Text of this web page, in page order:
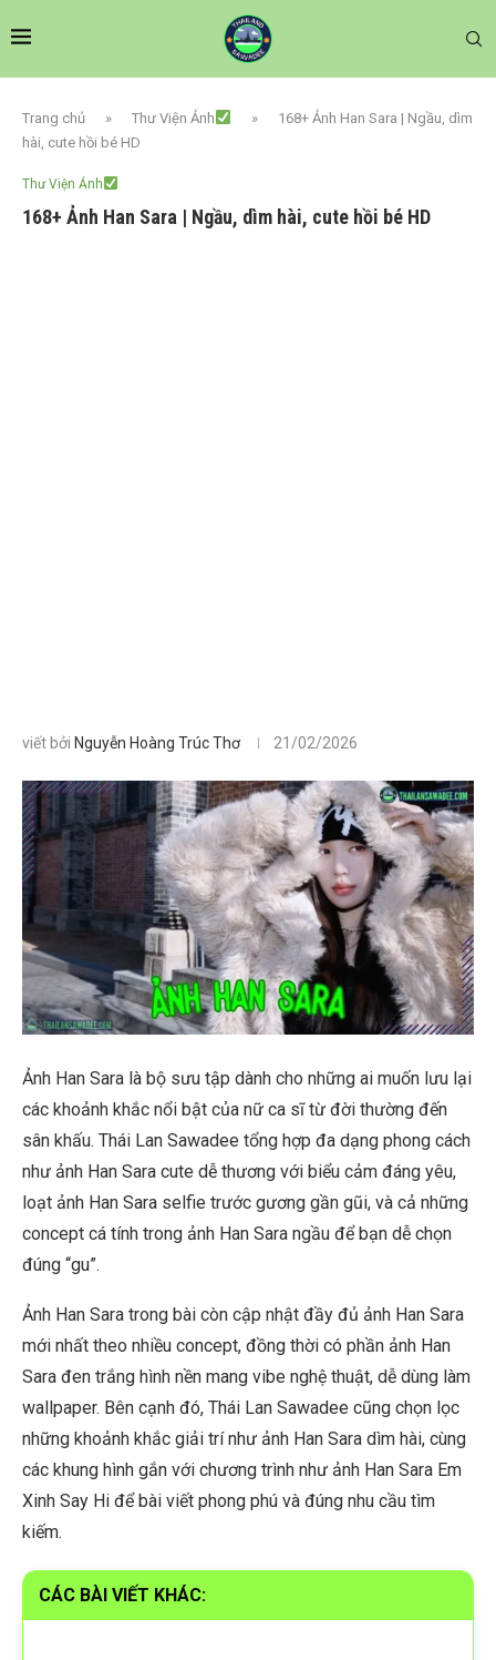
Trang chủ » Thư Viện Ảnh »
168+ Ảnh Han Sara | Ngầu, dìm
hài, cute hồi bé HD
Thư Viện Ảnh
168+ Ảnh Han Sara | Ngầu, dìm hài, cute hồi bé HD
viết bởi Nguyễn Hoàng Trúc Thơ 21/02/2026
Ảnh Han Sara là bộ sưu tập dành cho những ai muốn lưu lại
các khoảnh khắc nổi bật của nữ ca sĩ từ đời thường đến
sân khấu. Thái Lan Sawadee tổng hợp đa dạng phong cách
như ảnh Han Sara cute dễ thương với biểu cảm đáng yêu,
loạt ảnh Han Sara selfie trước gương gần gũi, và cả những
concept cá tính trong ảnh Han Sara ngầu để bạn dễ chọn
đúng “gu”.
Ảnh Han Sara trong bài còn cập nhật đầy đủ ảnh Han Sara
mới nhất theo nhiều concept, đồng thời có phần ảnh Han
Sara đen trắng hình nền mang vibe nghệ thuật, dễ dùng làm
wallpaper. Bên cạnh đó, Thái Lan Sawadee cũng chọn lọc
những khoảnh khắc giải trí như ảnh Han Sara dìm hài, cùng
các khung hình gắn với chương trình như ảnh Han Sara Em
Xinh Say Hi để bài viết phong phú và đúng nhu cầu tìm
kiếm.
CÁC BÀI VIẾT KHÁC: